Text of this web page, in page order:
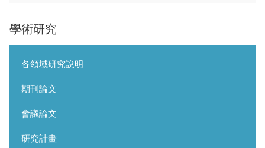
學術研究
各領域研究說明
期刊論文
會議論文
研究計畫